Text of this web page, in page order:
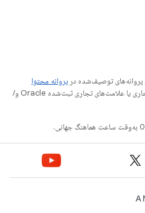
توصیف‌شده در پروانه محتوا
هستند. جاوا و OpenJDK علامت‌های تجاری یا علامت‌های تجاری ثبت‌شده Oracle و/